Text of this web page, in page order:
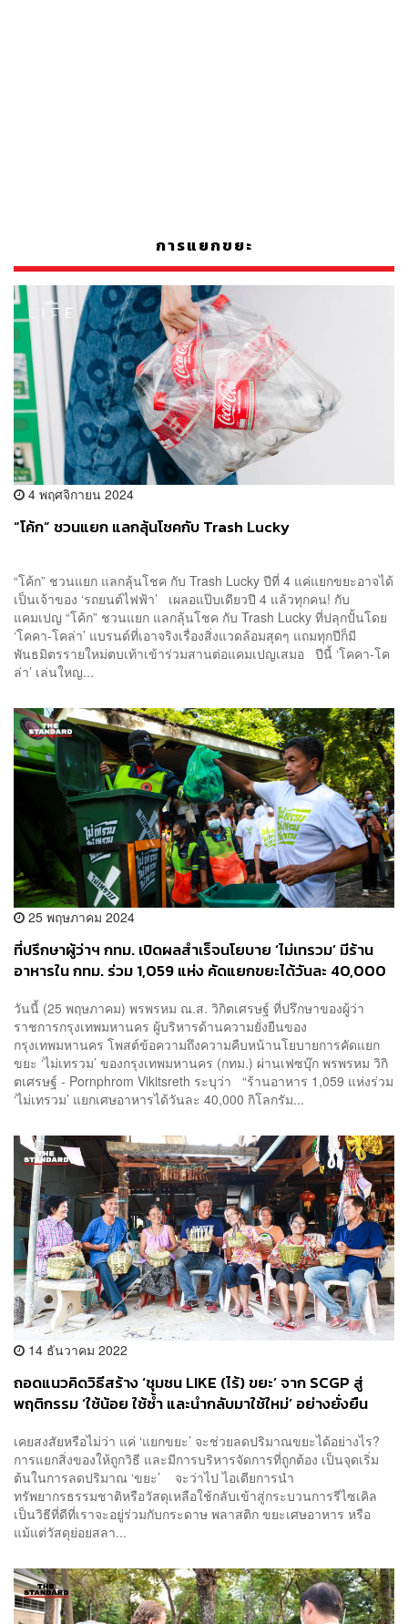
การแยกขยะ
4 พฤศจิกายน 2024
“โค้ก” ชวนแยก แลกลุ้นโชคกับ Trash Lucky
“โค้ก” ชวนแยก แลกลุ้นโชค กับ Trash Lucky ปีที่ 4 แค่แยกขยะอาจได้
เป็นเจ้าของ ‘รถยนต์ไฟฟ้า’ เผลอแป๊บเดียวปี 4 แล้วทุกคน! กับ
แคมเปญ “โค้ก” ชวนแยก แลกลุ้นโชค กับ Trash Lucky ที่ปลุกปั้นโดย
‘โคคา-โคล่า’ แบรนด์ที่เอาจริงเรื่องสิ่งแวดล้อมสุดๆ แถมทุกปีก็มี
พันธมิตรรายใหม่ตบเท้าเข้าร่วมสานต่อแคมเปญเสมอ ปีนี้ ‘โคคา-โค
ล่า’ เล่นใหญ...
25 พฤษภาคม 2024
ที่ปรึกษาผู้ว่าฯ กทม. เปิดผลสำเร็จนโยบาย ‘ไม่เทรวม’ มีร้าน
อาหารใน กทม. ร่วม 1,059 แห่ง คัดแยกขยะได้วันละ 40,000
วันนี้ (25 พฤษภาคม) พรพรหม ณ.ส. วิกิตเศรษฐ์ ที่ปรึกษาของผู้ว่า
ราชการกรุงเทพมหานคร ผู้บริหารด้านความยั่งยืนของ
กรุงเทพมหานคร โพสต์ข้อความถึงความคืบหน้านโยบายการคัดแยก
ขยะ ‘ไม่เทรวม’ ของกรุงเทพมหานคร (กทม.) ผ่านเฟซบุ๊ก พรพรหม วิกิ
ตเศรษฐ์ - Pornphrom Vikitsreth ระบุว่า “ร้านอาหาร 1,059 แห่งร่วม
‘ไม่เทรวม’ แยกเศษอาหารได้วันละ 40,000 กิโลกรัม...
14 ธันวาคม 2022
ถอดแนวคิดวิธีสร้าง ‘ชุมชน LIKE (ไร้) ขยะ’ จาก SCGP สู่
พฤติกรรม ‘ใช้น้อย ใช้ซ้ำ และนำกลับมาใช้ใหม่’ อย่างยั่งยืน
เคยสงสัยหรือไม่ว่า แค่ ‘แยกขยะ’ จะช่วยลดปริมาณขยะได้อย่างไร?
การแยกสิ่งของให้ถูกวิธี และมีการบริหารจัดการที่ถูกต้อง เป็นจุดเริ่ม
ต้นในการลดปริมาณ ‘ขยะ’ จะว่าไป ไอเดียการนำ
ทรัพยากรธรรมชาติหรือวัสดุเหลือใช้กลับเข้าสู่กระบวนการรีไซเคิล
เป็นวิธีที่ดีที่เราจะอยู่ร่วมกับกระดาษ พลาสติก ขยะเศษอาหาร หรือ
แม้แต่วัสดุย่อยสลา...